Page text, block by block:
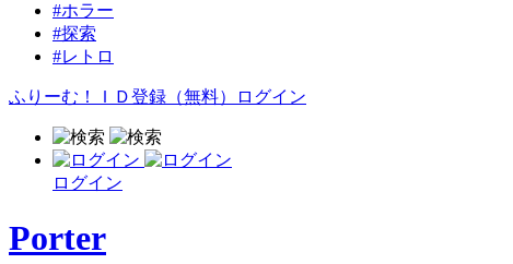
#ホラー
#探索
#レトロ
ふりーむ！ＩＤ登録（無料） ログイン
ログイン
Porter